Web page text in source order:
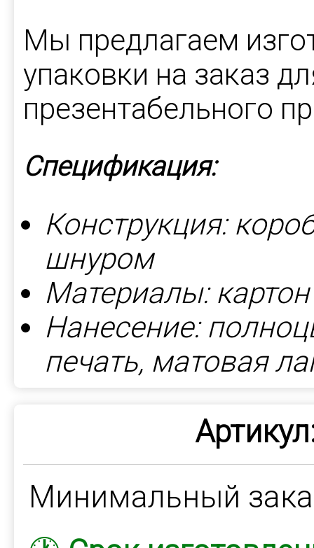
Мы предлагаем
упаковки на заказ
презентабельного
Спецификация:
Конструкция:
шнуром
Материалы:
Нанесение:
печать, матовая
Минимальный